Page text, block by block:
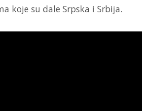
koje su dale Srpska i Srbija.